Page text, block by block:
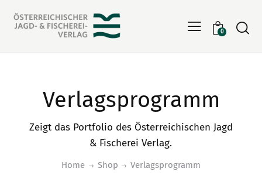
0
Verlagsprogramm
Zeigt das Portfolio des Österreichischen Jagd
& Fischerei Verlag.
Home Shop Verlagsprogramm